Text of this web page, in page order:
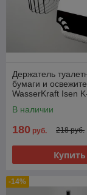
Держатель
бумаги и
WasserKraft Isen
В наличии
180 руб. 218 руб.
Купить
-14%